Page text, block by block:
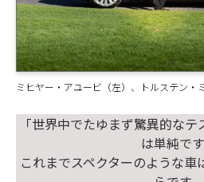
ミヒヤー・アユービ（左）、トルステン・
「世界中でたゆまず驚異的な
は単純です
これまでスペクターのような